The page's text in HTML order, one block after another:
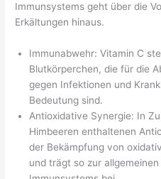
Immunsystems geht über die
Erkältungen hinaus.
Immunabwehr: Vitamin C
Blutkörperchen, die für die
gegen Infektionen und
Bedeutung sind.
Antioxidative Synergie: In
Himbeeren enthaltenen
der Bekämpfung von
und trägt so zur